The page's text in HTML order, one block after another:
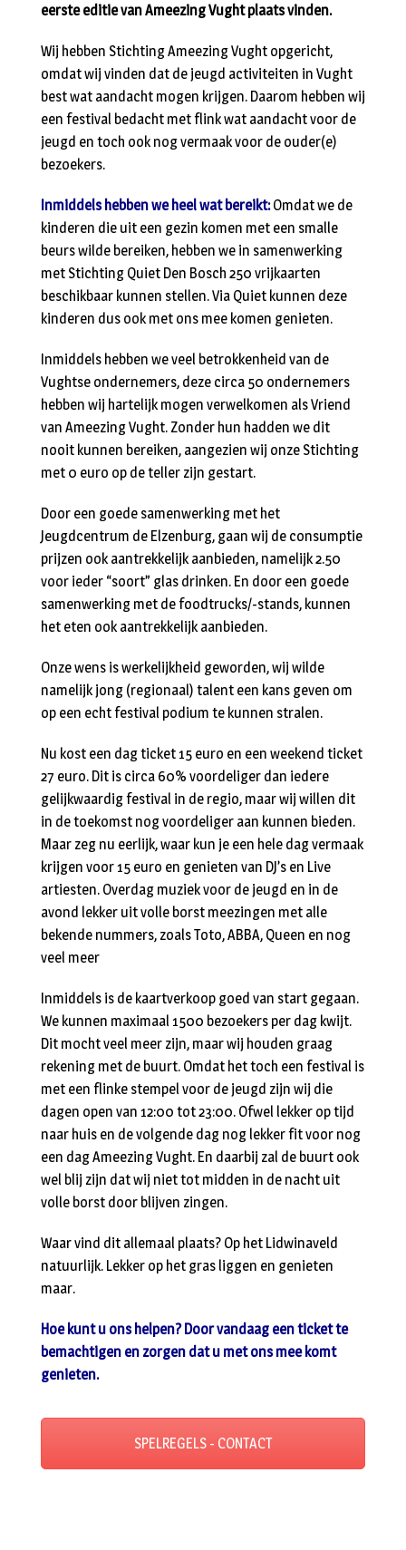
eerste editie van Ameezing Vught plaats vinden.
Wij hebben Stichting Ameezing Vught opgericht,
omdat wij vinden dat de jeugd activiteiten in Vught
best wat aandacht mogen krijgen. Daarom hebben wij
een festival bedacht met flink wat aandacht voor de
jeugd en toch ook nog vermaak voor de ouder(e)
bezoekers.
Inmiddels hebben we heel wat bereikt:Omdat we de
kinderen die uit een gezin komen met een smalle
beurs wilde bereiken, hebben we in samenwerking
met Stichting Quiet Den Bosch 250 vrijkaarten
beschikbaar kunnen stellen. Via Quiet kunnen deze
kinderen dus ook met ons mee komen genieten.
Inmiddels hebben we veel betrokkenheid van de
Vughtse ondernemers, deze circa 50 ondernemers
hebben wij hartelijk mogen verwelkomen als Vriend
van Ameezing Vught. Zonder hun hadden we dit
nooit kunnen bereiken, aangezien wij onze Stichting
met 0 euro op de teller zijn gestart.
Door een goede samenwerking met het
Jeugdcentrum de Elzenburg, gaan wij de consumptie
prijzen ook aantrekkelijk aanbieden, namelijk 2.50
voor ieder “soort” glas drinken. En door een goede
samenwerking met de foodtrucks/-stands, kunnen
het eten ook aantrekkelijk aanbieden.
Onze wens is werkelijkheid geworden, wij wilde
namelijk jong (regionaal) talent een kans geven om
op een echt festival podium te kunnen stralen.
Nu kost een dag ticket 15 euro en een weekend ticket
27 euro. Dit is circa 60% voordeliger dan iedere
gelijkwaardig festival in de regio, maar wij willen dit
in de toekomst nog voordeliger aan kunnen bieden.
Maar zeg nu eerlijk, waar kun je een hele dag vermaak
krijgen voor 15 euro en genieten van DJ’s en Live
artiesten. Overdag muziek voor de jeugd en in de
avond lekker uit volle borst meezingen met alle
bekende nummers, zoals Toto, ABBA, Queen en nog
veel meer
Inmiddels is de kaartverkoop goed van start gegaan.
We kunnen maximaal 1500 bezoekers per dag kwijt.
Dit mocht veel meer zijn, maar wij houden graag
rekening met de buurt. Omdat het toch een festival is
met een flinke stempel voor de jeugd zijn wij die
dagen open van 12:00 tot 23:00. Ofwel lekker op tijd
naar huis en de volgende dag nog lekker fit voor nog
een dag Ameezing Vught. En daarbij zal de buurt ook
wel blij zijn dat wij niet tot midden in de nacht uit
volle borst door blijven zingen.
Waar vind dit allemaal plaats? Op het Lidwinaveld
natuurlijk. Lekker op het gras liggen en genieten
maar.
Hoe kunt u ons helpen? Door vandaag een ticket te
bemachtigen en zorgen dat u met ons mee komt
genieten.
SPELREGELS - CONTACT